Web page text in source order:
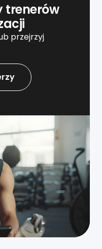
trenerów
przejrzyj